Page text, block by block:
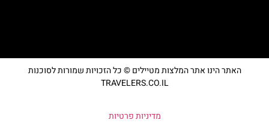
האתר הינו אתר המלצות מטיילים © כל הזכויות שמורות לסוכנות
TRAVELERS.CO.IL
מדיניות פרטיות